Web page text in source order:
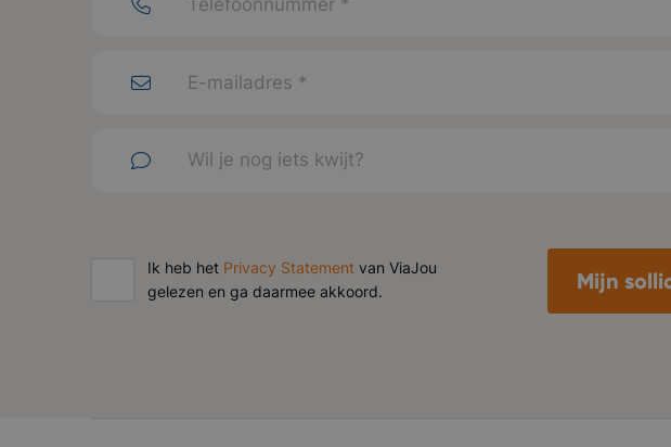
Ik heb het Privacy Statementvan ViaJou
gelezen en ga daarmee akkoord.
Mijn